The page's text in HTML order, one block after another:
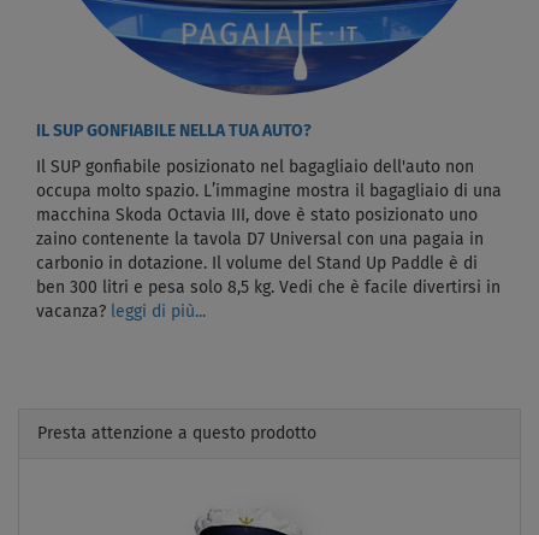
IL SUP GONFIABILE NELLA TUA AUTO?
Il SUP gonfiabile posizionato nel bagagliaio dell'auto non
occupa molto spazio. L’immagine mostra il bagagliaio di una
macchina Skoda Octavia III, dove è stato posizionato uno
zaino contenente la tavola D7 Universal con una pagaia in
carbonio in dotazione. Il volume del Stand Up Paddle è di
ben 300 litri e pesa solo 8,5 kg. Vedi che è facile divertirsi in
vacanza?
leggi di più...
Presta attenzione a questo prodotto